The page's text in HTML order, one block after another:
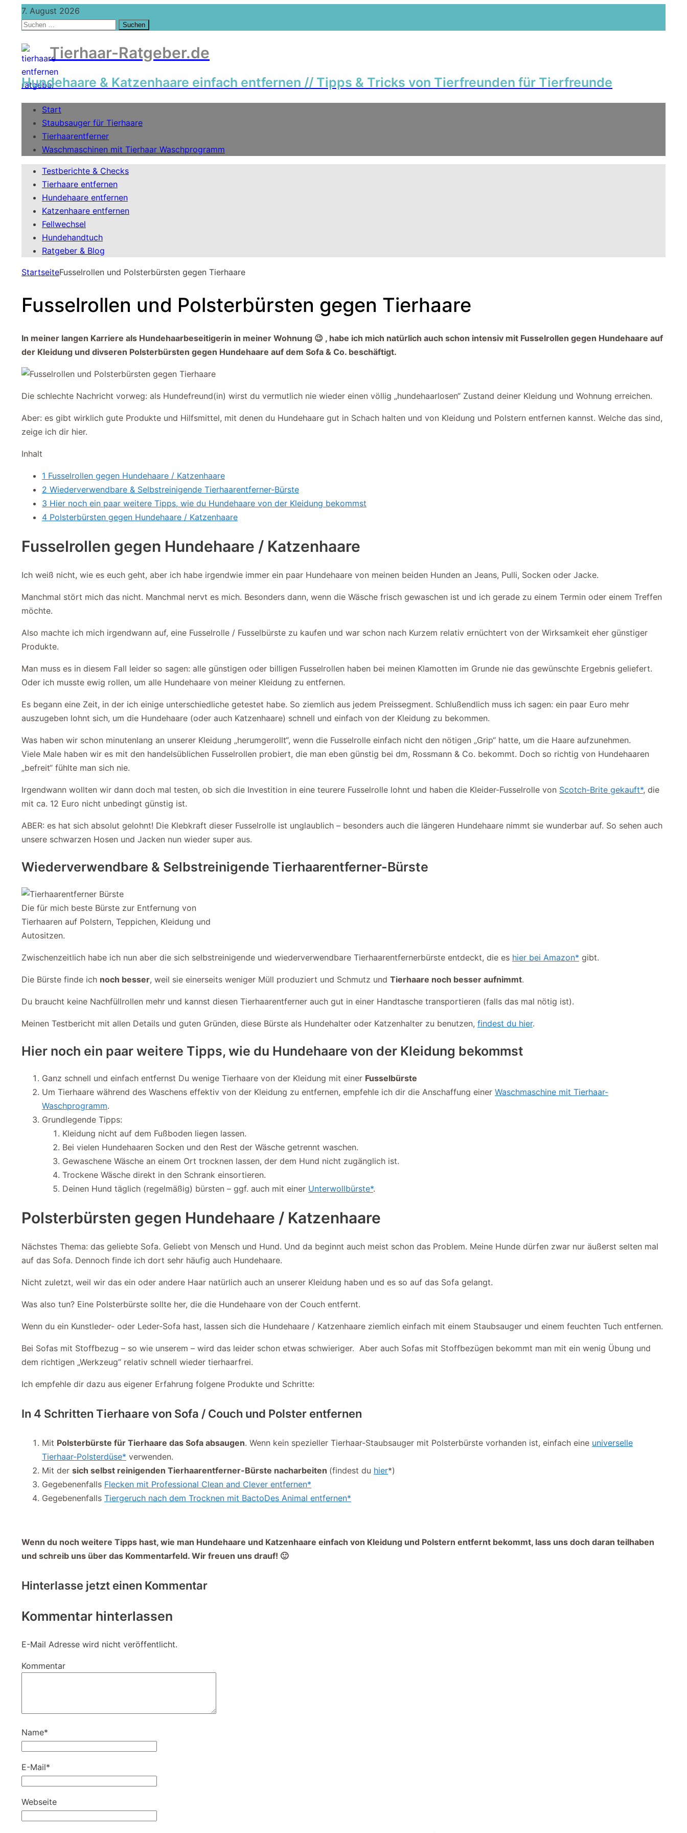
7. August 2026
Suchen
Tierhaar-Ratgeber.de
Hundehaare & Katzenhaare einfach entfernen // Tipps & Tricks von Tierfreunden für Tierfreunde
Start
Staubsauger für Tierhaare
Tierhaarentferner
Waschmaschinen mit Tierhaar Waschprogramm
Testberichte & Checks
Tierhaare entfernen
Hundehaare entfernen
Katzenhaare entfernen
Fellwechsel
Hundehandtuch
Ratgeber & Blog
StartseiteFusselrollen und Polsterbürsten gegen Tierhaare
Fusselrollen und Polsterbürsten gegen Tierhaare
In meiner langen Karriere als Hundehaarbeseitigerin in meiner Wohnung 😉 , habe ich mich natürlich auch schon intensiv mit Fusselrollen gegen Hundehaare auf
der Kleidung und divseren Polsterbürsten gegen Hundehaare auf dem Sofa & Co. beschäftigt.
Die schlechte Nachricht vorweg: als Hundefreund(in) wirst du vermutlich nie wieder einen völlig „hundehaarlosen“ Zustand deiner Kleidung und Wohnung erreichen.
Aber: es gibt wirklich gute Produkte und Hilfsmittel, mit denen du Hundehaare gut in Schach halten und von Kleidung und Polstern entfernen kannst. Welche das sind,
zeige ich dir hier.
Inhalt
1 Fusselrollen gegen Hundehaare / Katzenhaare
2 Wiederverwendbare & Selbstreinigende Tierhaarentferner-Bürste
3 Hier noch ein paar weitere Tipps, wie du Hundehaare von der Kleidung bekommst
4 Polsterbürsten gegen Hundehaare / Katzenhaare
Fusselrollen gegen Hundehaare / Katzenhaare
Ich weiß nicht, wie es euch geht, aber ich habe irgendwie immer ein paar Hundehaare von meinen beiden Hunden an Jeans, Pulli, Socken oder Jacke.
Manchmal stört mich das nicht. Manchmal nervt es mich. Besonders dann, wenn die Wäsche frisch gewaschen ist und ich gerade zu einem Termin oder einem Treffen
möchte.
Also machte ich mich irgendwann auf, eine Fusselrolle / Fusselbürste zu kaufen und war schon nach Kurzem relativ ernüchtert von der Wirksamkeit eher günstiger
Produkte.
Man muss es in diesem Fall leider so sagen: alle günstigen oder billigen Fusselrollen haben bei meinen Klamotten im Grunde nie das gewünschte Ergebnis geliefert.
Oder ich musste ewig rollen, um alle Hundehaare von meiner Kleidung zu entfernen.
Es begann eine Zeit, in der ich einige unterschiedliche getestet habe. So ziemlich aus jedem Preissegment. Schlußendlich muss ich sagen: ein paar Euro mehr
auszugeben lohnt sich, um die Hundehaare (oder auch Katzenhaare) schnell und einfach von der Kleidung zu bekommen.
Was haben wir schon minutenlang an unserer Kleidung „herumgerollt“, wenn die Fusselrolle einfach nicht den nötigen „Grip“ hatte, um die Haare aufzunehmen.
Viele Male haben wir es mit den handelsüblichen Fusselrollen probiert, die man eben günstig bei dm, Rossmann & Co. bekommt. Doch so richtig von Hundehaaren
„befreit“ fühlte man sich nie.
Irgendwann wollten wir dann doch mal testen, ob sich die Investition in eine teurere Fusselrolle lohnt und haben die Kleider-Fusselrolle von Scotch-Brite gekauft*, die
mit ca. 12 Euro nicht unbedingt günstig ist.
ABER: es hat sich absolut gelohnt! Die Klebkraft dieser Fusselrolle ist unglaublich – besonders auch die längeren Hundehaare nimmt sie wunderbar auf. So sehen auch
unsere schwarzen Hosen und Jacken nun wieder super aus.
Wiederverwendbare & Selbstreinigende Tierhaarentferner-Bürste
Die für mich beste Bürste zur Entfernung von
Tierhaaren auf Polstern, Teppichen, Kleidung und
Autositzen.
Zwischenzeitlich habe ich nun aber die sich selbstreinigende und wiederverwendbare Tierhaarentfernerbürste entdeckt, die es hier bei Amazon* gibt.
Die Bürste finde ich noch besser, weil sie einerseits weniger Müll produziert und Schmutz und Tierhaare noch besser aufnimmt.
Du braucht keine Nachfüllrollen mehr und kannst diesen Tierhaarentferner auch gut in einer Handtasche transportieren (falls das mal nötig ist).
Meinen Testbericht mit allen Details und guten Gründen, diese Bürste als Hundehalter oder Katzenhalter zu benutzen, findest du hier.
Hier noch ein paar weitere Tipps, wie du Hundehaare von der Kleidung bekommst
Ganz schnell und einfach entfernst Du wenige Tierhaare von der Kleidung mit einer Fusselbürste
Um Tierhaare während des Waschens effektiv von der Kleidung zu entfernen, empfehle ich dir die Anschaffung einer Waschmaschine mit Tierhaar-
Waschprogramm.
Grundlegende Tipps:
Kleidung nicht auf dem Fußboden liegen lassen.
Bei vielen Hundehaaren Socken und den Rest der Wäsche getrennt waschen.
Gewaschene Wäsche an einem Ort trocknen lassen, der dem Hund nicht zugänglich ist.
Trockene Wäsche direkt in den Schrank einsortieren.
Deinen Hund täglich (regelmäßig) bürsten – ggf. auch mit einer Unterwollbürste*.
Polsterbürsten gegen Hundehaare / Katzenhaare
Nächstes Thema: das geliebte Sofa. Geliebt von Mensch und Hund. Und da beginnt auch meist schon das Problem. Meine Hunde dürfen zwar nur äußerst selten mal
auf das Sofa. Dennoch finde ich dort sehr häufig auch Hundehaare.
Nicht zuletzt, weil wir das ein oder andere Haar natürlich auch an unserer Kleidung haben und es so auf das Sofa gelangt.
Was also tun? Eine Polsterbürste sollte her, die die Hundehaare von der Couch entfernt.
Wenn du ein Kunstleder- oder Leder-Sofa hast, lassen sich die Hundehaare / Katzenhaare ziemlich einfach mit einem Staubsauger und einem feuchten Tuch entfernen.
Bei Sofas mit Stoffbezug – so wie unserem – wird das leider schon etwas schwieriger. Aber auch Sofas mit Stoffbezügen bekommt man mit ein wenig Übung und
dem richtigen „Werkzeug“ relativ schnell wieder tierhaarfrei.
Ich empfehle dir dazu aus eigener Erfahrung folgene Produkte und Schritte:
In 4 Schritten Tierhaare von Sofa / Couch und Polster entfernen
Mit Polsterbürste für Tierhaare das Sofa absaugen. Wenn kein spezieller Tierhaar-Staubsauger mit Polsterbürste vorhanden ist, einfach eine universelle
Tierhaar-Polsterdüse* verwenden.
Mit der sich selbst reinigenden Tierhaarentferner-Bürste nacharbeiten (findest du hier*)
Gegebenenfalls Flecken mit Professional Clean and Clever entfernen*
Gegebenenfalls Tiergeruch nach dem Trocknen mit BactoDes Animal entfernen*
Wenn du noch weitere Tipps hast, wie man Hundehaare und Katzenhaare einfach von Kleidung und Polstern entfernt bekommt, lass uns doch daran teilhaben
und schreib uns über das Kommentarfeld. Wir freuen uns drauf! 🙂
Hinterlasse jetzt einen Kommentar
Kommentar hinterlassen
E-Mail Adresse wird nicht veröffentlicht.
Kommentar
Name*
E-Mail*
Webseite